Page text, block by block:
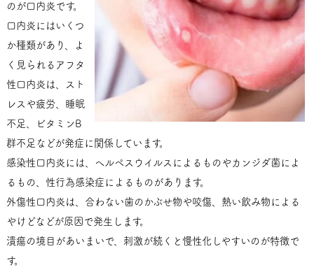
のが口内炎です。
口内炎にはいくつ
か種類があり、よ
く見られるアフタ
性口内炎は、スト
レスや疲労、睡眠
不足、ビタミンB
群不足などが発症に関係しています。
感染性口内炎には、ヘルペスウイルスによるものやカンジダ菌によ
るもの、性行為感染症によるものがあります。
外傷性口内炎は、合わない歯のかぶせ物や咬傷、熱い飲み物による
やけどなどが原因で発生します。
潰瘍の境目があいまいで、刺激が続くと慢性化しやすいのが特徴で
す。